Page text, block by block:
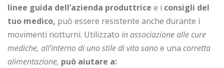
linee guida dell’azienda produttrice e i consigli del
tuo medico, può essere resistente anche durante i
movimenti notturni. Utilizzato in associazione alle cure
mediche, all’interno di uno stile di vita sanoe una corretta
alimentazione, può aiutare a: